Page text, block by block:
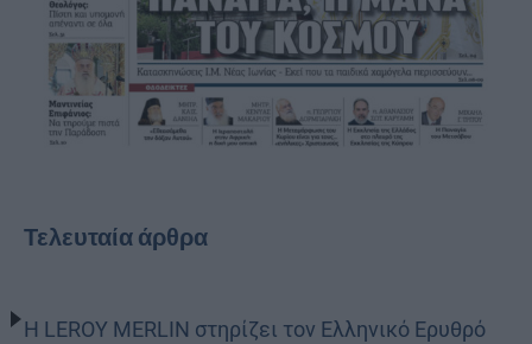
Τελευταία άρθρα
Η LEROY MERLIN στηρίζει τον Ελληνικό Ερυθρό